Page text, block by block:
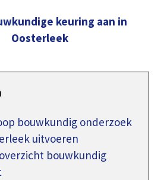
keuring aan in
Oosterleek
bouwkundig onderzoek
uitvoeren
bouwkundig